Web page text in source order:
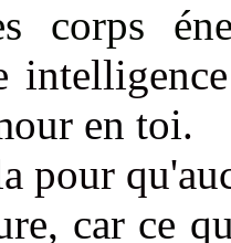
corps
en toi.
pour
car ce